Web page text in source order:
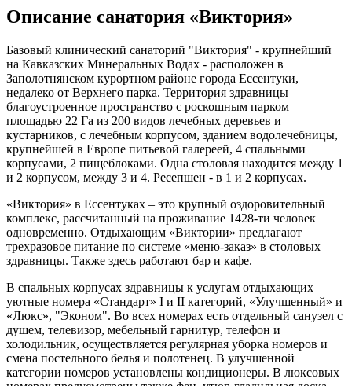
Описание санатория «Виктория»
Базовый клинический санаторий "Виктория" - крупнейший
на Кавказских Минеральных Водах - расположен в
Заполотнянском курортном районе города Ессентуки,
недалеко от Верхнего парка. Территория здравницы –
благоустроенное пространство с роскошным парком
площадью 22 Га из 200 видов лечебных деревьев и
кустарников, с лечебным корпусом, зданием водолечебницы,
крупнейшей в Европе питьевой галереей, 4 спальными
корпусами, 2 пищеблоками. Одна столовая находится между 1
и 2 корпусом, между 3 и 4. Ресепшен - в 1 и 2 корпусах.
«Виктория» в Ессентуках ‒ это крупный оздоровительный
комплекс, рассчитанный на проживание 1428-ти человек
одновременно. Отдыхающим «Виктории» предлагают
трехразовое питание по системе «меню-заказ» в столовых
здравницы. Также здесь работают бар и кафе.
В спальных корпусах здравницы к услугам отдыхающих
уютные номера «Стандарт» I и II категорий, «Улучшенный» и
«Люкс», "Эконом". Во всех номерах есть отдельный санузел с
душем, телевизор, мебельный гарнитур, телефон и
холодильник, осуществляется регулярная уборка номеров и
смена постельного белья и полотенец. В улучшенной
категории номеров установлены кондиционеры. В люксовых